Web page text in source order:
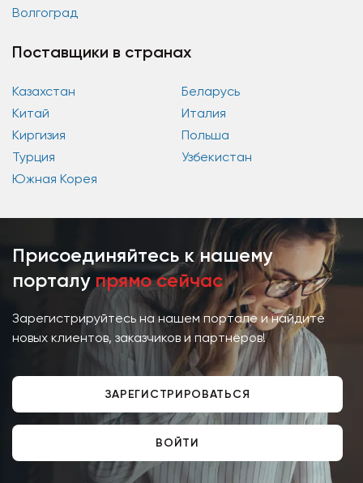
Волгоград
Поставщики в странах
Казахстан
Беларусь
Китай
Италия
Киргизия
Польша
Турция
Узбекистан
Южная Корея
Присоединяйтесь к нашему
порталу прямо сейчас
Зарегистрируйтесь на нашем портале и найдите
новых клиентов, заказчиков и партнёров!
ЗАРЕГИСТРИРОВАТЬСЯ
ВОЙТИ